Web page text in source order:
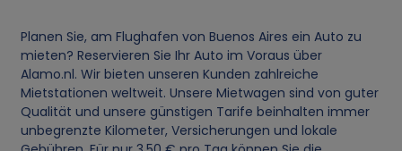
Planen Sie, am Flughafen von Buenos Aires ein Auto zu
mieten? Reservieren Sie Ihr Auto im Voraus über
Alamo.nl. Wir bieten unseren Kunden zahlreiche
Mietstationen weltweit. Unsere Mietwagen sind von guter
Qualität und unsere günstigen Tarife beinhalten immer
unbegrenzte Kilometer, Versicherungen und lokale